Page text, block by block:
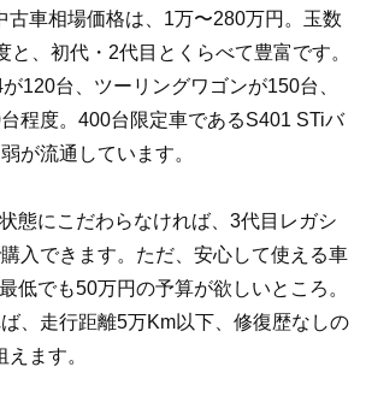
5名
レギュラーガソリン
無鉛プレミアムガソリン（ハイオク）
車両重量はベーシックグレードの数値です。
古車相場価格は、1万〜280万円。玉数
と、初代・2代目とくらべて豊富です。
120台、ツーリングワゴンが150台、
程度。400台限定車であるS401 STiバ
が流通しています。
態にこだわらなければ、3代目レガシ
入できます。ただ、安心して使える車
低でも50万円の予算が欲しいところ。
、走行距離5万Km以下、修復歴なしの
ます。